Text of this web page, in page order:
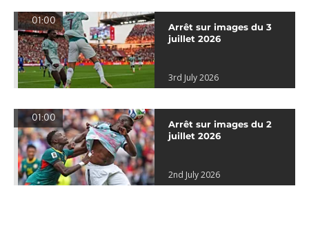
01:00
Arrêt sur images du 3
juillet 2026
3rd July 2026
01:00
Arrêt sur images du 2
juillet 2026
2nd July 2026